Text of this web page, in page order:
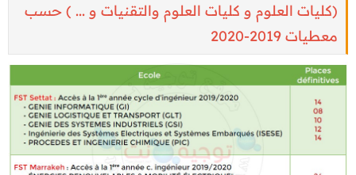
(كليات العلوم و كليات العلوم والتقنيات و ... ) حسب
معطيات 2019-2020